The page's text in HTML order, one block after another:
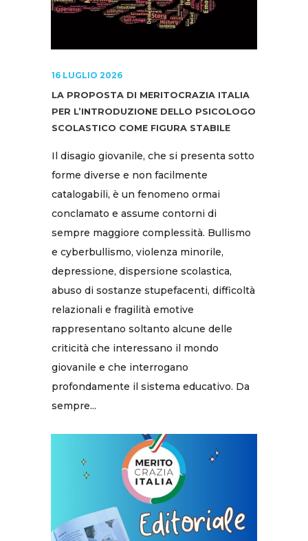
16 LUGLIO 2026
LA PROPOSTA DI MERITOCRAZIA ITALIA
PER L’INTRODUZIONE DELLO PSICOLOGO
SCOLASTICO COME FIGURA STABILE
Il disagio giovanile, che si presenta sotto
forme diverse e non facilmente
catalogabili, è un fenomeno ormai
conclamato e assume contorni di
sempre maggiore complessità. Bullismo
e cyberbullismo, violenza minorile,
depressione, dispersione scolastica,
abuso di sostanze stupefacenti, difficoltà
relazionali e fragilità emotive
rappresentano soltanto alcune delle
criticità che interessano il mondo
giovanile e che interrogano
profondamente il sistema educativo. Da
sempre...